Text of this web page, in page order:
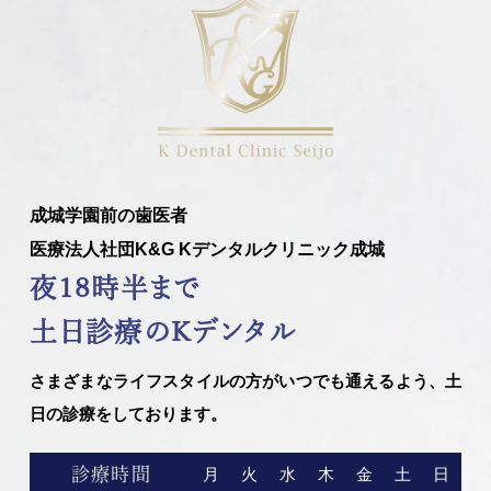
成城学園前の歯医者
医療法人社団K&G Kデンタルクリニック成城
夜18時半まで
土日診療のKデンタル
さまざまなライフスタイルの方がいつでも通えるよう、土
日の診療をしております。
診療時間 月 火 水 木 金 土 日